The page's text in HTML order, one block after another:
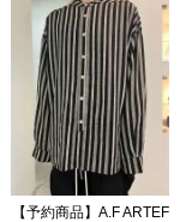
【予約商品】A.F ARTEF